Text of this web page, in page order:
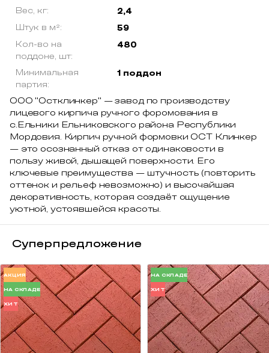
Вес, кг: 2,4
Штук в м²: 59
Кол-во на
поддоне, шт:
480
Минимальная
партия:
1 поддон
ООО "Остклинкер" — завод по производству
лицевого кирпича ручного форомования в
с.Ельники Ельниковского района Республики
Мордовия. Кирпич ручной формовки ОСТ Клинкер
— это осознанный отказ от одинаковости в
пользу живой, дышащей поверхности. Его
ключевые преимущества — штучность (повторить
оттенок и рельеф невозможно) и высочайшая
декоративность, которая создаёт ощущение
уютной, устоявшейся красоты.
Суперпредложение
АКЦИЯ
НА СКЛАДЕ
ХИТ
НА СКЛАДЕ
ХИТ